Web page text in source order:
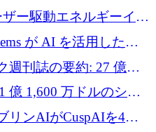
ー駆動エネルギーイン
ーロを調達
が AI を活用したイ
ために 16 万ユーロを確
週刊誌の要約: 27 億ユ
ハイテク資金調達取引
億 1,600 万ドルのシリ
活用した倉庫自動化を
リンAIがCuspAIを4億